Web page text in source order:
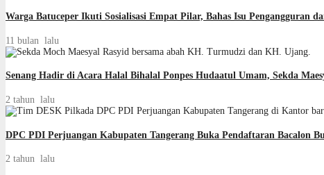
Warga Batuceper Ikuti Sosialisasi Empat Pilar, Bahas Isu Pengangguran
11 bulan lalu
Senang Hadir di Acara Halal Bihalal Ponpes Hudaatul Umam, Sekda
2 tahun lalu
DPC PDI Perjuangan Kabupaten Tangerang Buka Pendaftaran Bacalon
2 tahun lalu